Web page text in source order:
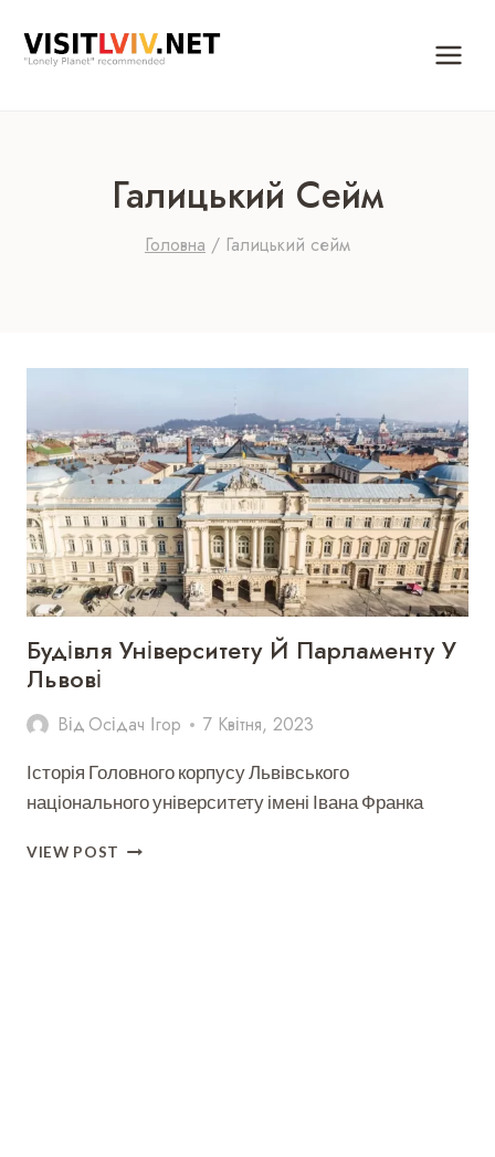
вмісту
Галицький Сейм
Головна / Галицький сейм
Будівля Університету Й Парламенту У
Львові
Від Осідач Ігор 7 Квітня, 2023
Історія Головного корпусу Львівського
національного університету імені Івана Франка
VIEW POST БУДІВЛЯ